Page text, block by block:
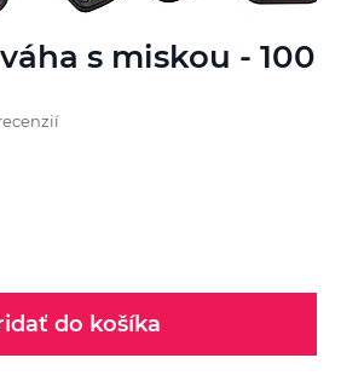
s miskou - 100
do košíka